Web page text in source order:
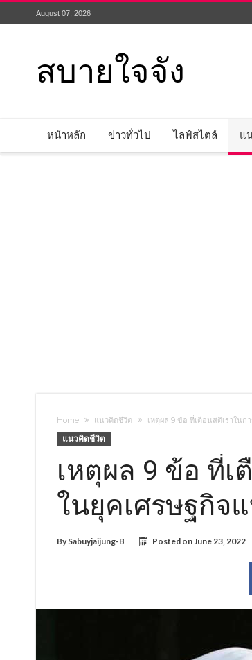
August 07, 2026
สบายใจจัง
หน้าหลัก ข่าวทั่วไป ไลฟ์สไตล์ แ
Home แนวคิดชีวิต เหตุผล 9 ข้อ ที่เตือนสติเราในก
แนวคิดชีวิต
เหตุผล 9 ข้อ ที่เ
ในยุคเศรษฐกิจ
By Sabuyjaijung-B Posted onJune 23, 2022